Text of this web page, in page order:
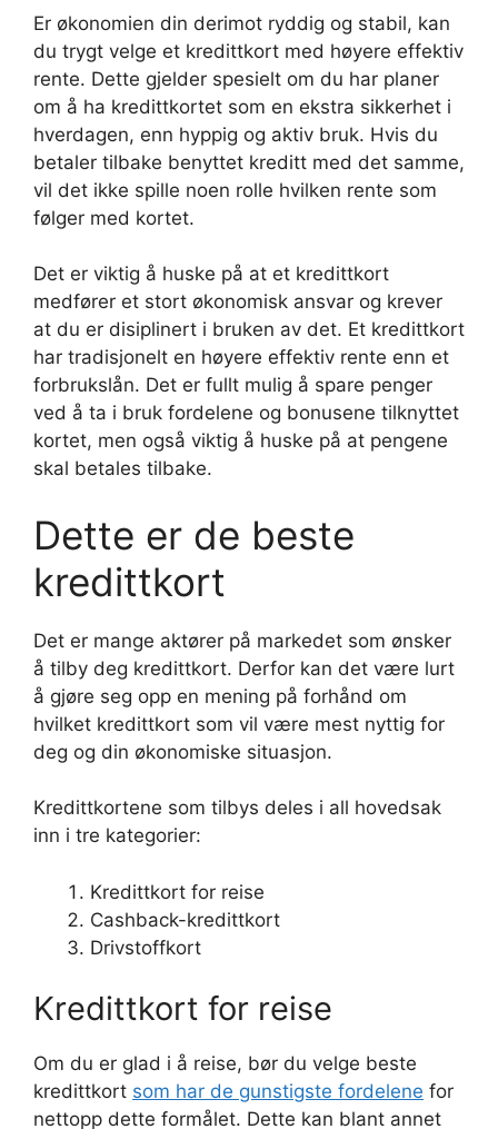
Er økonomien din derimot ryddig og stabil, kan
du trygt velge et kredittkort med høyere effektiv
rente. Dette gjelder spesielt om du har planer
om å ha kredittkortet som en ekstra sikkerhet i
hverdagen, enn hyppig og aktiv bruk. Hvis du
betaler tilbake benyttet kreditt med det samme,
vil det ikke spille noen rolle hvilken rente som
følger med kortet.
Det er viktig å huske på at et kredittkort
medfører et stort økonomisk ansvar og krever
at du er disiplinert i bruken av det. Et kredittkort
har tradisjonelt en høyere effektiv rente enn et
forbrukslån. Det er fullt mulig å spare penger
ved å ta i bruk fordelene og bonusene tilknyttet
kortet, men også viktig å huske på at pengene
skal betales tilbake.
Dette er de beste
kredittkort
Det er mange aktører på markedet som ønsker
å tilby deg kredittkort. Derfor kan det være lurt
å gjøre seg opp en mening på forhånd om
hvilket kredittkort som vil være mest nyttig for
deg og din økonomiske situasjon.
Kredittkortene som tilbys deles i all hovedsak
inn i tre kategorier:
Kredittkort for reise
Cashback-kredittkort
Drivstoffkort
Kredittkort for reise
Om du er glad i å reise, bør du velge beste
kredittkort som har de gunstigste fordelene for
nettopp dette formålet. Dette kan blant annet